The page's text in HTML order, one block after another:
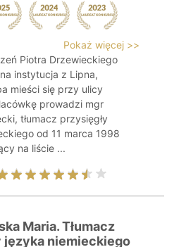
Pokaż więcej >>
Piotra Drzewieckiego
instytucja z Lipna,
mieści się przy ulicy
prowadzi mgr
tłumacz przysięgły
od 11 marca 1998
na liście ...
Maria. Tłumacz
języka niemieckiego